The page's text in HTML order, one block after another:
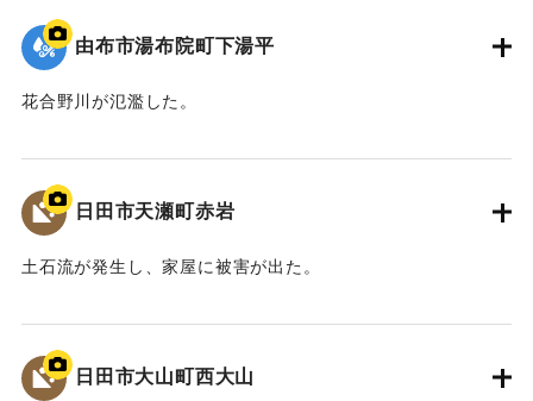
由布市湯布院町下湯平
花合野川が氾濫した。
2020/7/6｜固有コード:01215086
日田市天瀬町赤岩
土石流が発生し、家屋に被害が出た。
2020/7/6｜固有コード:01215085
日田市大山町西大山